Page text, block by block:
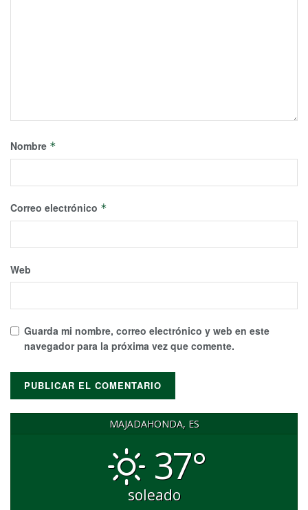
Nombre *
Correo electrónico *
Web
Guarda mi nombre, correo electrónico y web en este
navegador para la próxima vez que comente.
MAJADAHONDA, ES
37°
soleado